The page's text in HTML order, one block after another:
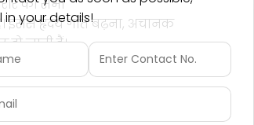
की सभी
इससे हृदय गति बढ़ना, अचानक
जाती हैं।
है।
in your details!